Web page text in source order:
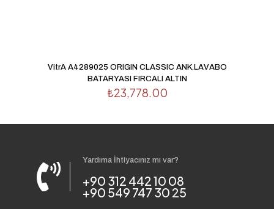
VitrA A4289025 ORIGIN CLASSIC ANK.LAVABO
BATARYASI FIRCALI ALTIN
₺23,778.00
Yardıma İhtiyacınız mı var?
+90 312 442 10 08
+90 549 747 30 25